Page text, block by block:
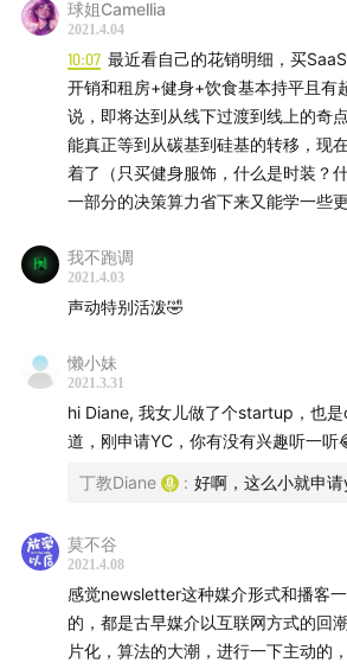
球姐Camellia
2021.4.04
10:07 最近看自己的花销明细，买
开销和租房+健身+饮食基本持平且有
说，即将达到从线下过渡到线上的奇
能真正等到从碳基到硅基的转移，现
着了（只买健身服饰，什么是时装？
一部分的决策算力省下来又能学一些
我不跑调
2021.4.03
声动特别活泼🤣
懒小妹
2021.3.31
hi Diane, 我女儿做了个startup，也
道，刚申请YC，你有没有兴趣听一听
丁教Diane : 好啊，这么小就申
莫不谷
2021.4.08
感觉newsletter这种媒介形式和播客
的，都是古早媒介以互联网方式的回
片化，算法的大潮，进行一下主动的